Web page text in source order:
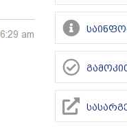
6:29 am